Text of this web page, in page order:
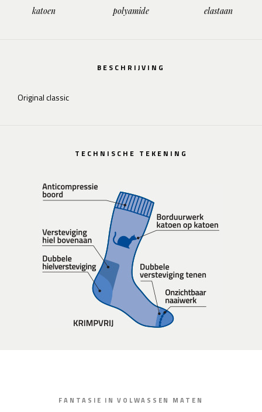
katoen polyamide elastaan
BESCHRIJVING
Original classic
TECHNISCHE TEKENING
FANTASIE IN VOLWASSEN MATEN